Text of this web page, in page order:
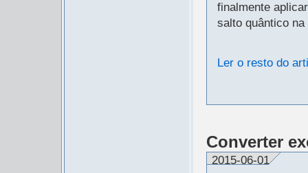
finalmente
salto quântico
Ler o resto do
Converter
2015-06-01